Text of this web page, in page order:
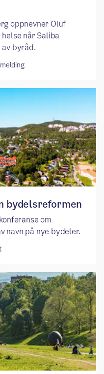
oppnevner Oluf
når Saliba
byråd.
bydelsreformen
om
navn på nye bydeler.